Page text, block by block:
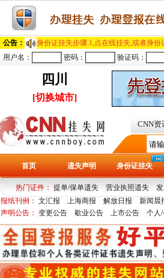
公告：
身份证挂失步骤.1,点在线挂失,或者身
用户名：
密码： 验证码：
四川
[切换城市]
CNN资
首页 遗失声明 身份证挂失
热门证件： 提单/保单遗失 营业执照遗失
多 青年报
报纸刊例： 文汇报 上海商报 解放日报 新闻晨
声明公告： 变更公告 歇业公告 上市公告 个人/